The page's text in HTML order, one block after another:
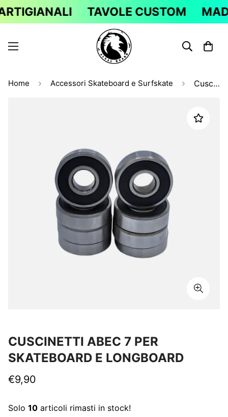
TAVOLE CUSTOM
Home Accessori Skateboard e Surfskate Cuscinetti Abec 7 per Skateboard e Longboard
CUSCINETTI ABEC 7 PER
SKATEBOARD E LONGBOARD
Prezzo
€9,90
Solo 10 articoli rimasti in stock!